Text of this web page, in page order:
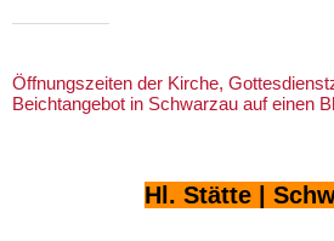
Öffnungszeiten der Kirche,
Beichtangebot in Schwarzau auf einen
Hl. Stätte |